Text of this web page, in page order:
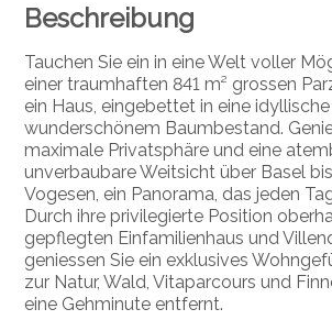
Beschreibung
Tauchen Sie ein in eine Welt voller
einer traumhaften 841 m² grossen
ein Haus, eingebettet in eine
wunderschönem Baumbestand.
maximale Privatsphäre und eine
unverbaubare Weitsicht über Basel
Vogesen, ein Panorama, das jeden
Durch ihre privilegierte Position
gepflegten Einfamilienhaus und
geniessen Sie ein exklusives
zur Natur, Wald, Vitaparcours und
eine Gehminute entfernt.